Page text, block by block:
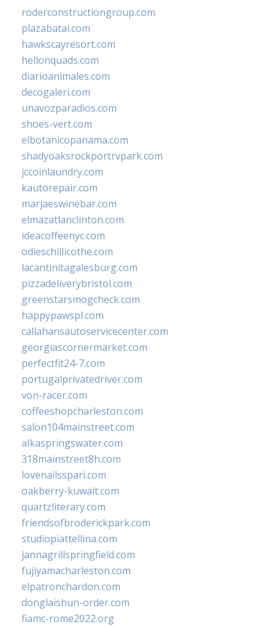
roderconstructiongroup.com
plazabatai.com
hawkscayresort.com
hellonquads.com
diarioanimales.com
decogaleri.com
unavozparadios.com
shoes-vert.com
elbotanicopanama.com
shadyoaksrockportrvpark.com
jccoinlaundry.com
kautorepair.com
marjaeswinebar.com
elmazatlanclinton.com
ideacoffeenyc.com
odieschillicothe.com
lacantinitagalesburg.com
pizzadeliverybristol.com
greenstarsmogcheck.com
happypawspl.com
callahansautoservicecenter.com
georgiascornermarket.com
perfectfit24-7.com
portugalprivatedriver.com
von-racer.com
coffeeshopcharleston.com
salon104mainstreet.com
alkaspringswater.com
318mainstreet8h.com
lovenailsspari.com
oakberry-kuwait.com
quartzliterary.com
friendsofbroderickpark.com
studiopiattellina.com
jannagrillspringfield.com
fujiyamacharleston.com
elpatronchardon.com
donglaishun-order.com
fiamc-rome2022.org